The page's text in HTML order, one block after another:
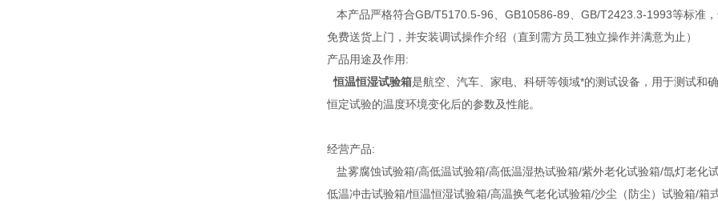
本产品严格符合GB/T5170.5-96、GB10586-89、GB/T2423.3-1993等标准
免费送货上门，并安装调试操作介绍（直到需方员工独立操作并满意为止）
产品用途及作用:
恒温恒湿试验箱是航空、汽车、家电、科研等领域*的测试设备，用于测试和
恒定试验的温度环境变化后的参数及性能。
经营产品:
盐雾腐蚀试验箱/高低温试验箱/高低温湿热试验箱/紫外老化试验箱/氙灯老化
低温冲击试验箱/恒温恒湿试验箱/高温换气老化试验箱/沙尘（防尘）试验箱/